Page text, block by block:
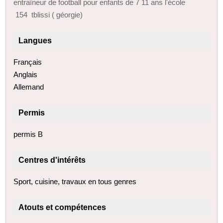
entraîneur de football pour enfants de 7 11 ans l'école
154 tblissi ( géorgie)
Langues
Français
Anglais
Allemand
Permis
permis B
Centres d'intérêts
Sport, cuisine, travaux en tous genres
Atouts et compétences